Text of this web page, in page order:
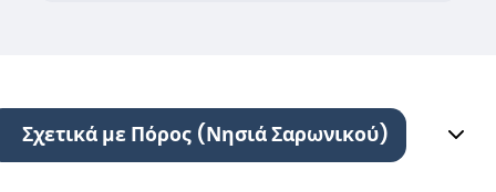
Σχετικά με Πόρος (Νησιά Σαρωνικού)